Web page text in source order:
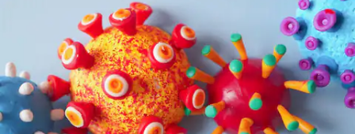
దేశంలో కొత్తగా 1,021మందికి కరోనా;
4 మరణాలు
వ్రాసిన వారు Stalin May 17, 2023 12:45 pm
ఈ వార్తాకథనం ఏంటి